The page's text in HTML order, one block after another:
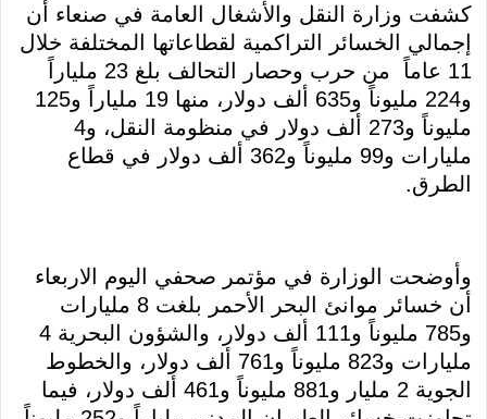
كشفت وزارة النقل والأشغال العامة في صنعاء أن
إجمالي الخسائر التراكمية لقطاعاتها المختلفة خلال
11 عاماً من حرب وحصار التحالف بلغ 23 ملياراً
و224 مليوناً و635 ألف دولار، منها 19 ملياراً و125
مليوناً و273 ألف دولار في منظومة النقل، و4
مليارات و99 مليوناً و362 ألف دولار في قطاع
الطرق.
وأوضحت الوزارة في مؤتمر صحفي اليوم الاربعاء
أن خسائر موانئ البحر الأحمر بلغت 8 مليارات
و785 مليوناً و111 ألف دولار، والشؤون البحرية 4
مليارات و823 مليوناً و761 ألف دولار، والخطوط
الجوية 2 مليار و881 مليوناً و461 ألف دولار، فيما